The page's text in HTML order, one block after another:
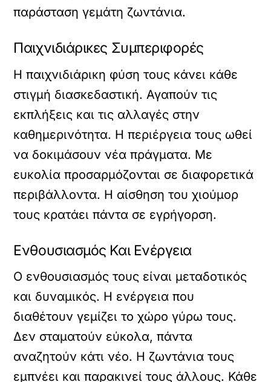
παράσταση γεμάτη ζωντάνια.
Παιχνιδιάρικες Συμπεριφορές
Η παιχνιδιάρικη φύση τους κάνει κάθε
στιγμή διασκεδαστική. Αγαπούν τις
εκπλήξεις και τις αλλαγές στην
καθημερινότητα. Η περιέργεια τους ωθεί
να δοκιμάσουν νέα πράγματα. Με
ευκολία προσαρμόζονται σε διαφορετικά
περιβάλλοντα. Η αίσθηση του χιούμορ
τους κρατάει πάντα σε εγρήγορση.
Ενθουσιασμός Και Ενέργεια
Ο ενθουσιασμός τους είναι μεταδοτικός
και δυναμικός. Η ενέργεια που
διαθέτουν γεμίζει το χώρο γύρω τους.
Δεν σταματούν εύκολα, πάντα
αναζητούν κάτι νέο. Η ζωντάνια τους
εμπνέει και παρακινεί τους άλλους. Κάθε